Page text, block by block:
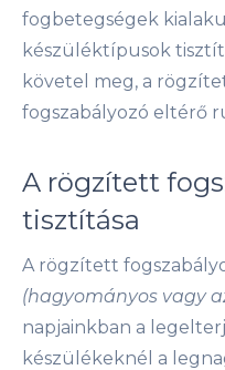
fogbetegségek
készüléktípusok
követel meg, a
fogszabályozó eltérő
A rögzített
tisztítása
A rögzített
(hagyományos vagy
napjainkban a
készülékeknél a